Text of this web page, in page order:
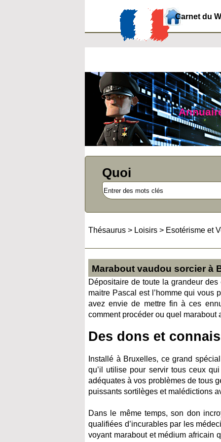
Carnet du
Quoi
Thésaurus > Loisirs > Esotérisme et
Marabout vaudou sorcier à
Dépositaire de toute la grandeur
maitre Pascal est l’homme qui vous
avez envie de mettre fin à ces
comment procéder ou quel marabout
Des dons et
Installé à Bruxelles, ce grand
qu’il utilise pour servir tous ceux
adéquates à vos problèmes de tous
puissants sortilèges et malédictions
Dans le même temps, son don
qualifiées d’incurables par les
voyant marabout et médium africain